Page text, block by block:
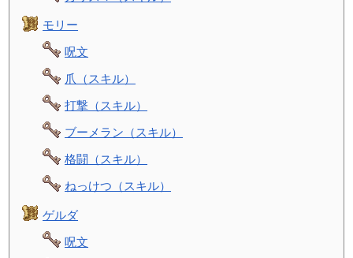
モリー
呪文
爪（スキル）
打撃（スキル）
ブーメラン（スキル）
格闘（スキル）
ねっけつ（スキル）
ゲルダ
呪文